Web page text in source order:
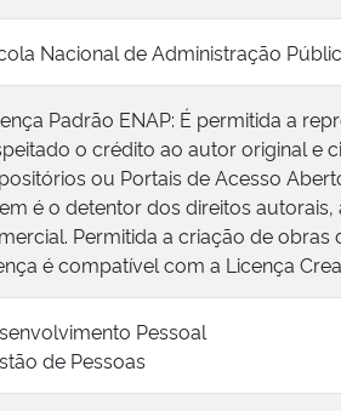
Nacional de Administração
Padrão ENAP: É permitida a
o crédito ao autor original e
ou Portais de Acesso
é o detentor dos direitos autorais,
Permitida a criação de
é compatível com a Licença
Pessoal
de Pessoas